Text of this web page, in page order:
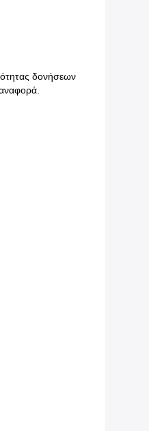
δονήσεων